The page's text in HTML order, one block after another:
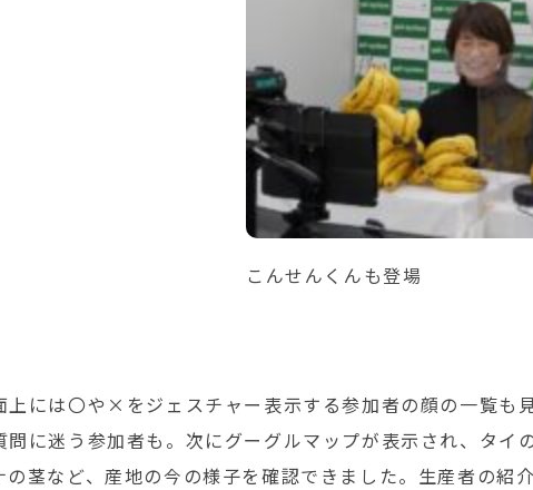
こんせんくんも登場
には〇や×をジェスチャー表示する参加者の顔の一覧も
に迷う参加者も。次にグーグルマップが表示され、タイ
茎など、産地の今の様子を確認できました。生産者の紹